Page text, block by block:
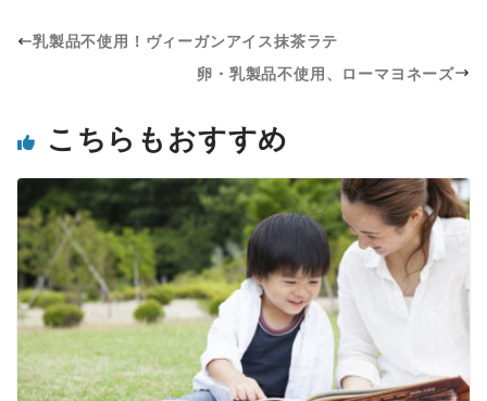
乳製品不使用！ヴィーガンアイス抹茶ラテ
卵・乳製品不使用、ローマヨネーズ
こちらもおすすめ